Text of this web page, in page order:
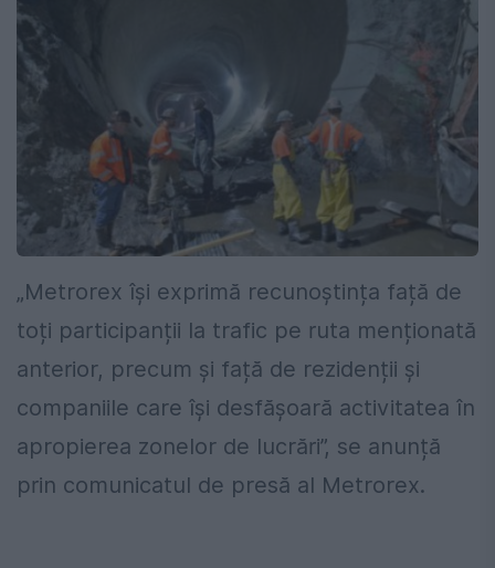
„Metrorex își exprimă recunoștința față de
toți participanții la trafic pe ruta menționată
anterior, precum și față de rezidenții și
companiile care își desfășoară activitatea în
apropierea zonelor de lucrări”, se anunță
prin comunicatul de presă al Metrorex.